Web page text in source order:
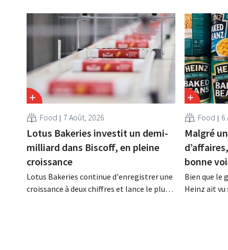
Food 7 Août, 2026
Lotus Bakeries investit un demi-
milliard dans Biscoff, en pleine
croissance
Lotus Bakeries continue d'enregistrer une
croissance à deux chiffres et lance le plus
Food 6
Malgré
bonne
Bien que le
Heinz ait